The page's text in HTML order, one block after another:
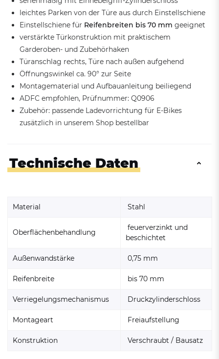
leichtes Parken von der Türe aus durch Einstellschiene
Einstellschiene für Reifenbreiten bis 70 mm geeignet
verstärkte Türkonstruktion mit praktischem
Garderoben- und Zubehörhaken
Türanschlag rechts, Türe nach außen aufgehend
Öffnungswinkel ca. 90° zur Seite
Montagematerial und Aufbauanleitung beiliegend
ADFC empfohlen, Prüfnummer: Q0906
Zubehör: passende Ladevorrichtung für E-Bikes
zusätzlich in unserem Shop bestellbar
Technische Daten
Material Stahl
Oberflächenbehandlung
feuerverzinkt und
beschichtet
Außenwandstärke 0,75 mm
Reifenbreite bis 70 mm
Verriegelungsmechanismus Druckzylinderschloss
Montageart Freiaufstellung
Konstruktion Verschraubt / Bausatz